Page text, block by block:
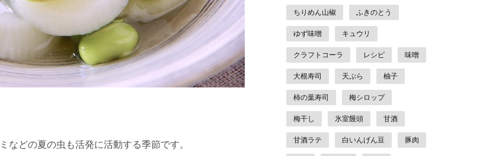
どの夏の虫も活発に活動する季節です。
ちりめん山椒 ふきのとう
ゆず味噌 キュウリ
クラフトコーラ レシピ 味噌
大根寿司 天ぷら 柚子
柿の葉寿司 梅シロップ
梅干し 氷室饅頭 甘酒
甘酒ラテ 白いんげん豆 豚肉